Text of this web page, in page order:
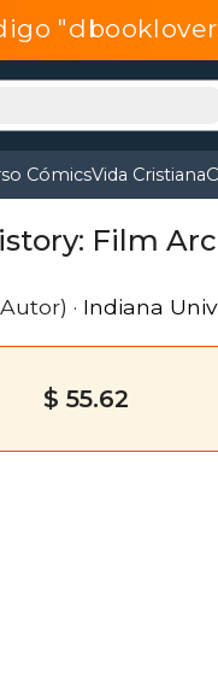
CómicsVida Cristiana
Film
· Indiana
$ 55.62